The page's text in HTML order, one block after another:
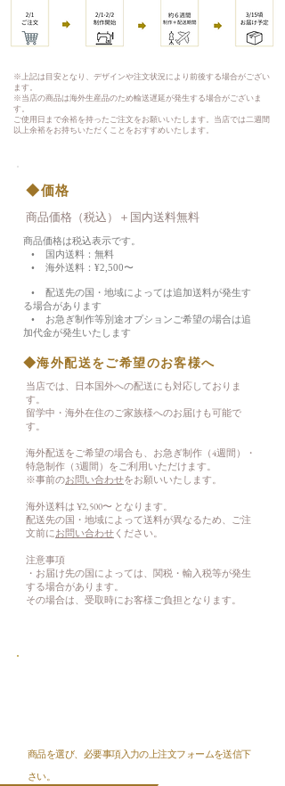
※上記は目安となり、デザインや注文状況により前後する場合がござい
ます。
※当店の商品は海外生産品のため輸送遅延が発生する場合がございま
す。
ご使用日まで余裕を持ったご注文をお願いいたします。当店では二週間
以上余裕をお持ちいただくことをおすすめいたします。
◆価格
商品価格（税込）＋国内送料無料
商品価格は税込表示です。
• 国内送料：無料
• 海外送料：¥2,500〜
• 配送先の国・地域によっては追加送料が発生す
る場合があります
• お急ぎ制作等別途オプションご希望の場合は追
加代金が発生いたします
◆海外配送をご希望のお客様へ
当店では、日本国外への配送にも対応しておりま
す。
留学中・海外在住のご家族様へのお届けも可能で
す。
海外配送をご希望の場合も、お急ぎ制作（4週間）・
特急制作（3週間）をご利用いただけます。
※事前のお問い合わせをお願いいたします。
海外送料は ¥2,500〜 となります。
配送先の国・地域によって送料が異なるため、ご注
文前にお問い合わせ ください。
注意事項
・お届け先の国によっては、関税・輸入税等が発生
する場合があります。
その場合は、受取時にお客様ご負担となります。
商品を選び、必要事項入力の上注文フォームを送信下
さい。